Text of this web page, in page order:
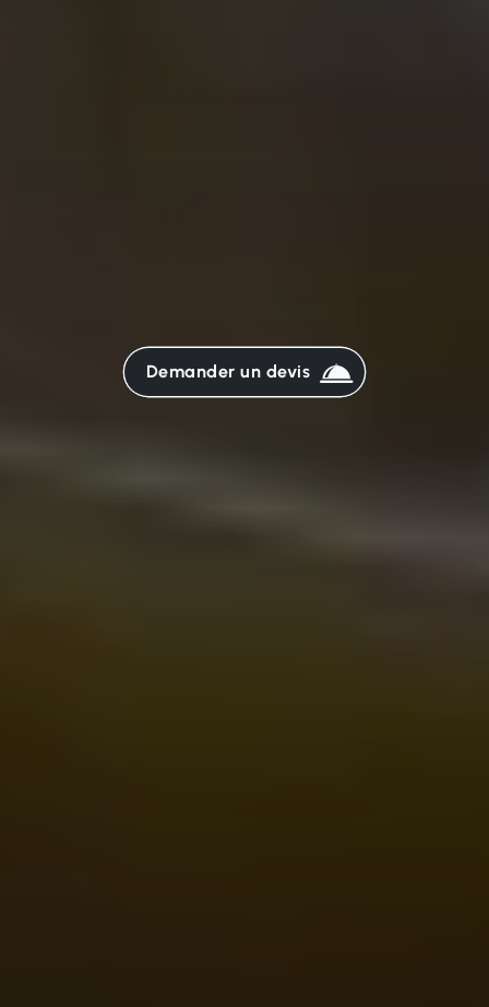
Demander un devis